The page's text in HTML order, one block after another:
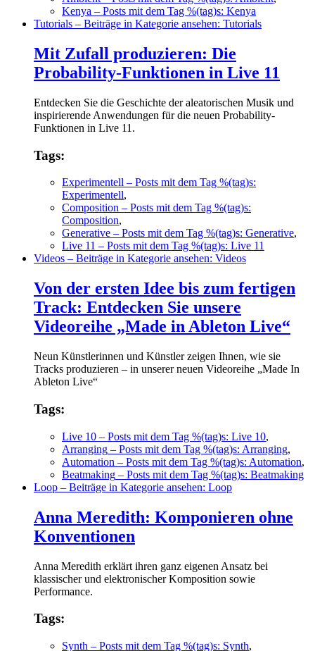
Kenya – Posts mit dem Tag %(tag)s: Kenya
Tutorials – Beiträge in Kategorie ansehen: Tutorials
Mit Zufall produzieren: Die
Probability-Funktionen in Live 11
Entdecken Sie die Geschichte der aleatorischen Musik und
inspirierende Anwendungen für die neuen Probability-
Funktionen in Live 11.
Tags:
Experimentell – Posts mit dem Tag %(tag)s:
Experimentell,
Composition – Posts mit dem Tag %(tag)s:
Composition,
Generative – Posts mit dem Tag %(tag)s: Generative,
Live 11 – Posts mit dem Tag %(tag)s: Live 11
Videos – Beiträge in Kategorie ansehen: Videos
Von der ersten Idee bis zum fertigen
Track: Entdecken Sie unsere
Videoreihe „Made in Ableton Live“
Neun Künstlerinnen und Künstler zeigen Ihnen, wie sie
Tracks produzieren – in unserer neuen Videoreihe „Made In
Ableton Live“
Tags:
Live 10 – Posts mit dem Tag %(tag)s: Live 10,
Arranging – Posts mit dem Tag %(tag)s: Arranging,
Automation – Posts mit dem Tag %(tag)s: Automation,
Beatmaking – Posts mit dem Tag %(tag)s: Beatmaking
Loop – Beiträge in Kategorie ansehen: Loop
Anna Meredith: Komponieren ohne
Konventionen
Anna Meredith erklärt ihren ganz eigenen Ansatz bei
klassischer und elektronischer Komposition sowie
Performance.
Tags:
Synth – Posts mit dem Tag %(tag)s: Synth,